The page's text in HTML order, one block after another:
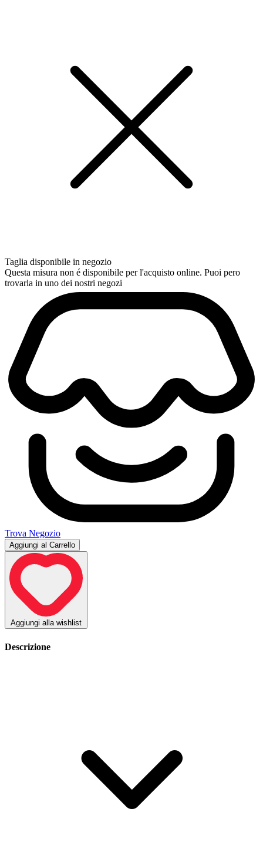
Taglia disponibile in negozio
Questa misura non é disponibile per l'acquisto online. Puoi pero
trovarla in uno dei nostri negozi
Trova Negozio
Aggiungi al Carrello
Aggiungi alla wishlist
Descrizione